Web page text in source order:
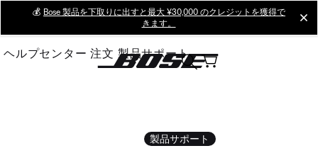
Main
💰 Bose 製品を下取りに出すと最大 ¥30,000 のクレジットを獲得で
きます。
ヘルプセンター 注文 製品サポート
製品サポート